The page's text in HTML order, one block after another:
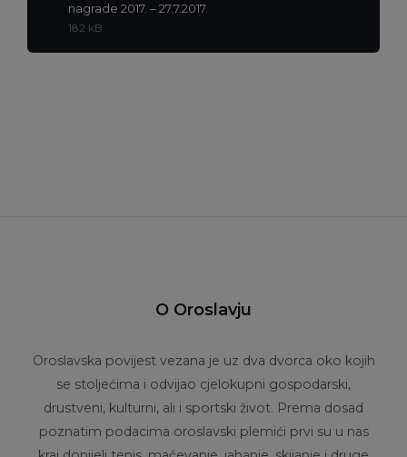
nagrade 2017. – 27.7.2017.
Veličina
182 kB
O Oroslavju
Oroslavska povijest vezana je uz dva dvorca oko kojih
se stoljećima i odvijao cjelokupni gospodarski,
drustveni, kulturni, ali i sportski život. Prema dosad
poznatim podacima oroslavski plemići prvi su u nas